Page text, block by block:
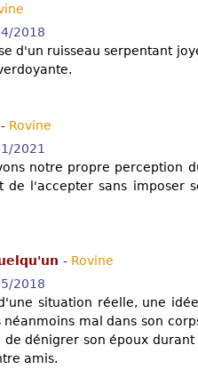
2018
d'un ruisseau serpentant
- Rovine
2021
notre propre perception
de l'accepter sans imposer
- Rovine
2018
situation réelle, une
mal dans son
de dénigrer son époux
amis.